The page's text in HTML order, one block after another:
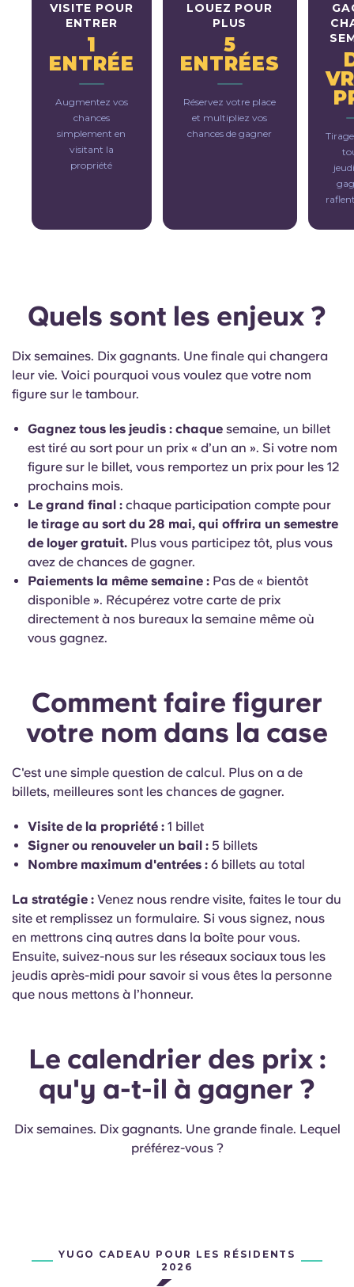
VISITE POUR
ENTRER
1
ENTRÉE
Augmentez vos
chances
simplement en
visitant la
propriété
LOUEZ POUR
PLUS
5
ENTRÉES
Réservez votre place
et multipliez vos
chances de gagner
Quels sont les enjeux ?
Dix semaines. Dix gagnants. Une finale qui changera
leur vie. Voici pourquoi vous voulez que votre nom
figure sur le tambour.
Gagnez tous les jeudis : chaque semaine, un billet
est tiré au sort pour un prix « d’un an ». Si votre nom
figure sur le billet, vous remportez un prix pour les 12
prochains mois.
Le grand final : chaque participation compte pour
le tirage au sort du 28 mai, qui offrira un semestre
de loyer gratuit. Plus vous participez tôt, plus vous
avez de chances de gagner.
Paiements la même semaine : Pas de « bientôt
disponible ». Récupérez votre carte de prix
directement à nos bureaux la semaine même où
vous gagnez.
Comment faire figurer
votre nom dans la case
C'est une simple question de calcul. Plus on a de
billets, meilleures sont les chances de gagner.
Visite de la propriété : 1 billet
Signer ou renouveler un bail : 5 billets
Nombre maximum d'entrées : 6 billets au total
La stratégie : Venez nous rendre visite, faites le tour du
site et remplissez un formulaire. Si vous signez, nous
en mettrons cinq autres dans la boîte pour vous.
Ensuite, suivez-nous sur les réseaux sociaux tous les
jeudis après-midi pour savoir si vous êtes la personne
que nous mettons à l’honneur.
Le calendrier des prix :
qu'y a-t-il à gagner ?
Dix semaines. Dix gagnants. Une grande finale. Lequel
préférez-vous ?
YUGO CADEAU POUR LES RÉSIDENTS
2026